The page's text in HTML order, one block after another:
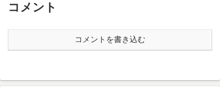
コメント
コメントを書き込む